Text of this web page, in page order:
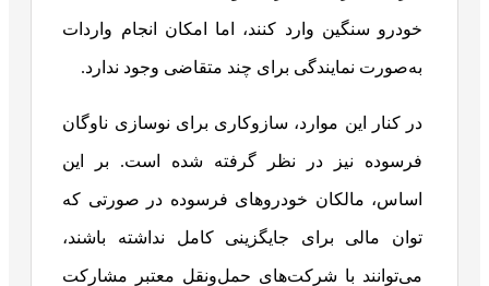
خودرو سنگین وارد کنند، اما امکان انجام واردات
به‌صورت نمایندگی برای چند متقاضی وجود ندارد.
در کنار این موارد، سازوکاری برای نوسازی ناوگان
فرسوده نیز در نظر گرفته شده است. بر این
اساس، مالکان خودروهای فرسوده در صورتی که
توان مالی برای جایگزینی کامل نداشته باشند،
می‌توانند با شرکت‌های حمل‌ونقل معتبر مشارکت